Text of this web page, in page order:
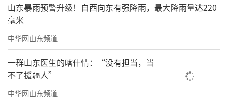
山东暴雨预警升级！自西向东有强降雨，最大降雨量达220
毫米
中华网山东频道
一群山东医生的喀什情：“没有担当，当
不了援疆人”
中华网山东频道